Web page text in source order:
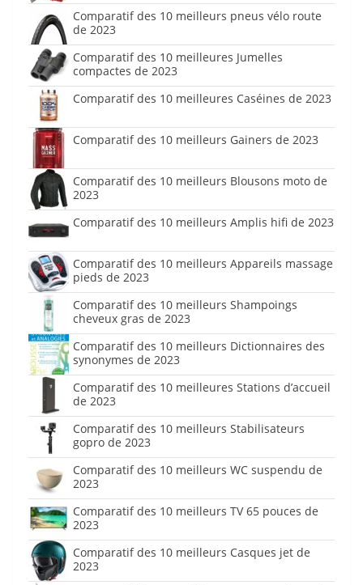
Comparatif des 10 meilleurs pneus vélo route
de 2023
Comparatif des 10 meilleures Jumelles
compactes de 2023
Comparatif des 10 meilleures Caséines de 2023
Comparatif des 10 meilleurs Gainers de 2023
Comparatif des 10 meilleurs Blousons moto de
2023
Comparatif des 10 meilleurs Amplis hifi de 2023
Comparatif des 10 meilleurs Appareils massage
pieds de 2023
Comparatif des 10 meilleurs Shampoings
cheveux gras de 2023
Comparatif des 10 meilleurs Dictionnaires des
synonymes de 2023
Comparatif des 10 meilleures Stations d’accueil
de 2023
Comparatif des 10 meilleurs Stabilisateurs
gopro de 2023
Comparatif des 10 meilleurs WC suspendu de
2023
Comparatif des 10 meilleurs TV 65 pouces de
2023
Comparatif des 10 meilleurs Casques jet de
2023